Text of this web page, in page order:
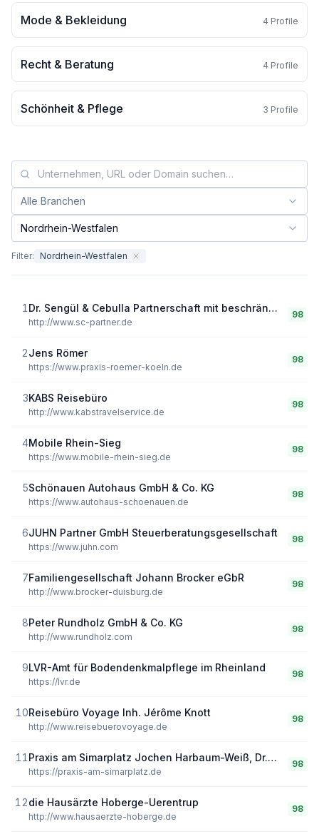
Mode & Bekleidung 4 Profile
Recht & Beratung 4 Profile
Schönheit & Pflege 3 Profile
Branche filtern:
Alle Branchen
Bundesland filtern:
Nordrhein-Westfalen
Filter: Nordrhein-Westfalen
1 Dr. Sengül & Cebulla Partnerschaft mit beschränkter Berufshaftung
http://www.sc-partner.de
98
2Jens Römer
https://www.praxis-roemer-koeln.de
98
3KABS Reisebüro
http://www.kabstravelservice.de
98
4Mobile Rhein-Sieg
https://www.mobile-rhein-sieg.de
98
5Schönauen Autohaus GmbH & Co. KG
https://www.autohaus-schoenauen.de
98
6JUHN Partner GmbH Steuerberatungsgesellschaft
https://www.juhn.com
98
7Familiengesellschaft Johann Brocker eGbR
http://www.brocker-duisburg.de
98
8Peter Rundholz GmbH & Co. KG
http://www.rundholz.com
98
9LVR-Amt für Bodendenkmalpflege im Rheinland
https://lvr.de
98
10Reisebüro Voyage Inh. Jérôme Knott
http://www.reisebuerovoyage.de
98
11 Praxis am Simarplatz Jochen Harbaum-Weiß, Dr. med. Michael Albrecht
https://praxis-am-simarplatz.de
98
12die Hausärzte Hoberge-Uerentrup
http://www.hausaerzte-hoberge.de
98